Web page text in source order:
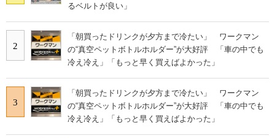
るベルトが良い」
2
「朝買ったドリンクが夕方まで冷たい」 ワークマン
の“真空ペットボトルホルダー”が大好評 「車の中でも
冷え冷え」「もっと早く買えばよかった」
3
「朝買ったドリンクが夕方まで冷たい」 ワークマン
の“真空ペットボトルホルダー”が大好評 「車の中でも
冷え冷え」「もっと早く買えばよかった」